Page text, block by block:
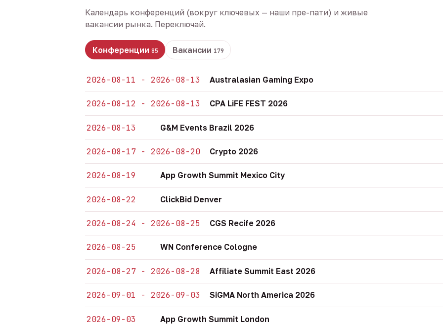
Календарь конференций (вокруг ключевых — наши пре-пати) и живые
вакансии рынка. Переключай.
Конференции 85 Вакансии 179
2026-08-11 - 2026-08-13 Australasian Gaming Expo
2026-08-12 - 2026-08-13 CPA LiFE FEST 2026
2026-08-13 G&M Events Brazil 2026
2026-08-17 - 2026-08-20 Crypto 2026
2026-08-19 App Growth Summit Mexico City
2026-08-22 ClickBid Denver
2026-08-24 - 2026-08-25 CGS Recife 2026
2026-08-25 WN Conference Cologne
2026-08-27 - 2026-08-28 Affiliate Summit East 2026
2026-09-01 - 2026-09-03 SiGMA North America 2026
2026-09-03 App Growth Summit London